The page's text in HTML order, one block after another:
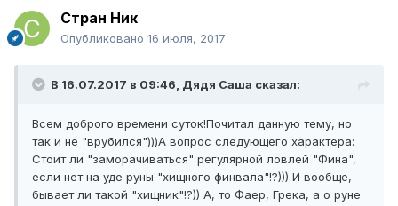
Стран Ник
Опубликовано 16 июля, 2017
В 16.07.2017 в 09:46, Дядя Саша сказал:
Всем доброго времени суток!Почитал данную тему, но
так и не "врубился")))А вопрос следующего характера:
Стоит ли "заморачиваться" регулярной ловлей "Фина",
если нет на уде руны "хищного финвала"!?))) И вообще,
бывает ли такой "хищник"!?)) А, то Фаер, Грека, а о руне